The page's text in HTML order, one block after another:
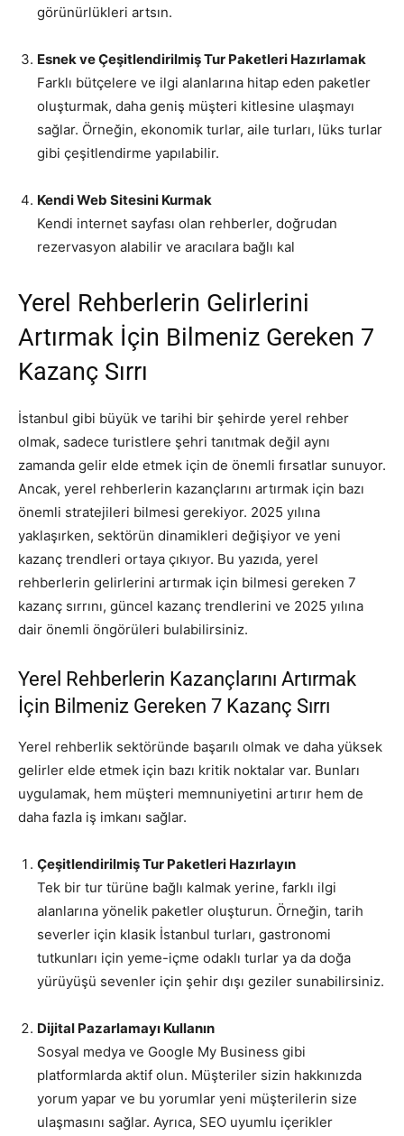
görünürlükleri artsın.
Esnek ve Çeşitlendirilmiş Tur Paketleri Hazırlamak
Farklı bütçelere ve ilgi alanlarına hitap eden paketler
oluşturmak, daha geniş müşteri kitlesine ulaşmayı
sağlar. Örneğin, ekonomik turlar, aile turları, lüks turlar
gibi çeşitlendirme yapılabilir.
Kendi Web Sitesini Kurmak
Kendi internet sayfası olan rehberler, doğrudan
rezervasyon alabilir ve aracılara bağlı kal
Yerel Rehberlerin Gelirlerini
Artırmak İçin Bilmeniz Gereken 7
Kazanç Sırrı
İstanbul gibi büyük ve tarihi bir şehirde yerel rehber
olmak, sadece turistlere şehri tanıtmak değil aynı
zamanda gelir elde etmek için de önemli fırsatlar sunuyor.
Ancak, yerel rehberlerin kazançlarını artırmak için bazı
önemli stratejileri bilmesi gerekiyor. 2025 yılına
yaklaşırken, sektörün dinamikleri değişiyor ve yeni
kazanç trendleri ortaya çıkıyor. Bu yazıda, yerel
rehberlerin gelirlerini artırmak için bilmesi gereken 7
kazanç sırrını, güncel kazanç trendlerini ve 2025 yılına
dair önemli öngörüleri bulabilirsiniz.
Yerel Rehberlerin Kazançlarını Artırmak
İçin Bilmeniz Gereken 7 Kazanç Sırrı
Yerel rehberlik sektöründe başarılı olmak ve daha yüksek
gelirler elde etmek için bazı kritik noktalar var. Bunları
uygulamak, hem müşteri memnuniyetini artırır hem de
daha fazla iş imkanı sağlar.
Çeşitlendirilmiş Tur Paketleri Hazırlayın
Tek bir tur türüne bağlı kalmak yerine, farklı ilgi
alanlarına yönelik paketler oluşturun. Örneğin, tarih
severler için klasik İstanbul turları, gastronomi
tutkunları için yeme-içme odaklı turlar ya da doğa
yürüyüşü sevenler için şehir dışı geziler sunabilirsiniz.
Dijital Pazarlamayı Kullanın
Sosyal medya ve Google My Business gibi
platformlarda aktif olun. Müşteriler sizin hakkınızda
yorum yapar ve bu yorumlar yeni müşterilerin size
ulaşmasını sağlar. Ayrıca, SEO uyumlu içerikler